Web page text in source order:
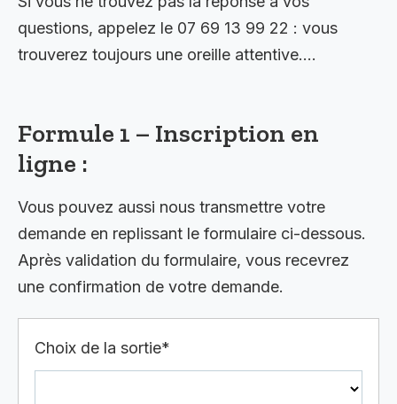
questions, appelez le 07 69 13 99 22 : vous
trouverez toujours une oreille attentive….
Formule 1 – Inscription en
ligne :
Vous pouvez aussi nous transmettre votre
demande en replissant le formulaire ci-dessous.
Après validation du formulaire, vous recevrez
une confirmation de votre demande.
Choix de la sortie*